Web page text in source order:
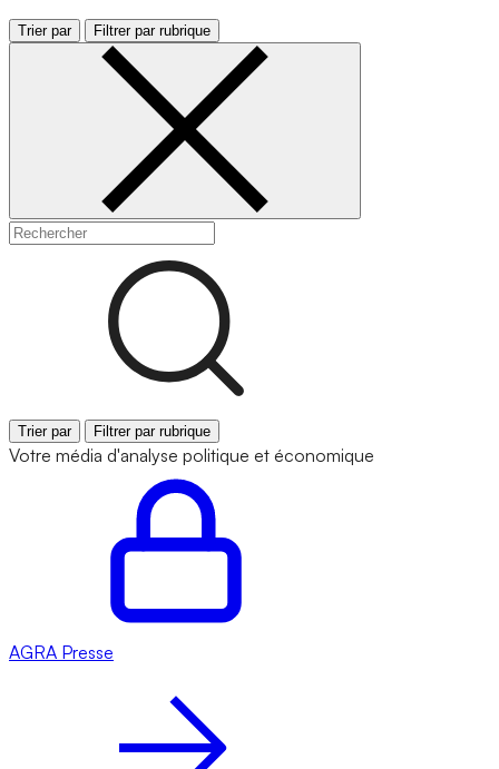
Trier par Filtrer par rubrique
Trier par Filtrer par rubrique
Votre média d'analyse politique et économique
AGRA Presse